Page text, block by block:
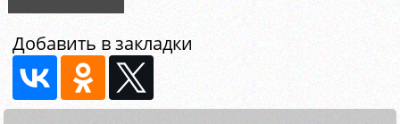
Добавить в закладки